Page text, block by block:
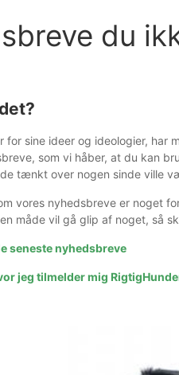
du
for sine ideer og ideologier, har
som vi håber, at du kan
tænkt over nogen sinde ville
vores nyhedsbreve er noget
måde vil gå glip af noget, så
seneste nyhedsbreve
jeg tilmelder mig